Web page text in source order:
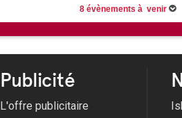
8 évènements à venir
Publicité
L'offre publicitaire